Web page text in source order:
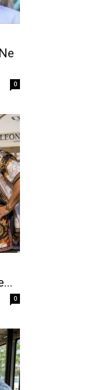
0
0